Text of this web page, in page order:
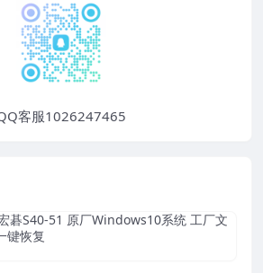
客服1026247465
碁S40-51 原厂Windows10系统 工厂文
键恢复